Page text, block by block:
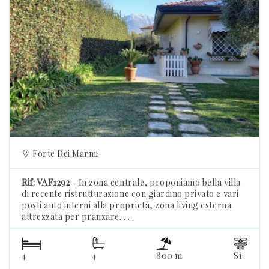
Forte Dei Marmi
Rif: VAF1292- In zona centrale, proponiamo bella villa
di recente ristrutturazione con giardino privato e vari
posti auto interni alla proprietà, zona living esterna
attrezzata per pranzare. . . .
4 4 800 m Sì